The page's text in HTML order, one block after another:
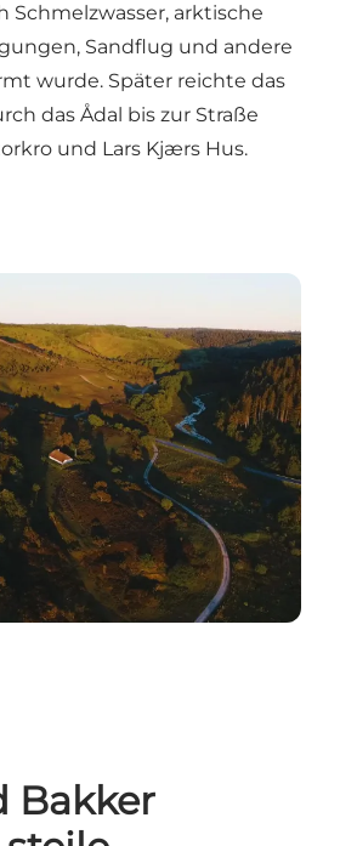
Schmelzwasser, arktische
Sandflug und andere
wurde. Später reichte das
das Ådal bis zur Straße
und Lars Kjærs Hus.
Bakker